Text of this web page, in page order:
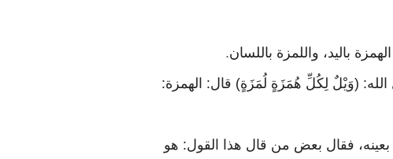
باليد، واللمزة باللسان.
(وَيْلٌ لِكُلِّ هُمَزَةٍ لُمَزَةٍ) قال: الهمزة:
فقال بعض من قال هذا القول: هو